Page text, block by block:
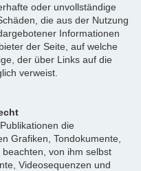
oder unvollständige
die aus der Nutzung
Informationen
der Seite, auf welche
der über Links auf die
verweist.
die
Grafiken, Tondokumente,
von ihm selbst
Videosequenzen und